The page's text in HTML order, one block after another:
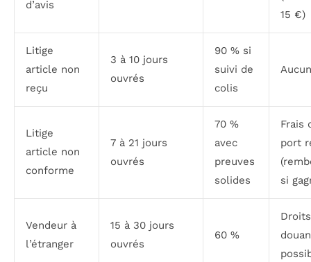
d’avis
15 €)
Litige
article non
reçu
3 à 10 jours
ouvrés
90 % si
suivi de
colis
Aucun
Litige
article non
conforme
7 à 21 jours
ouvrés
70 %
avec
preuves
solides
Frais
port
si
Vendeur à
l’étranger
15 à 30 jours
ouvrés
60 %